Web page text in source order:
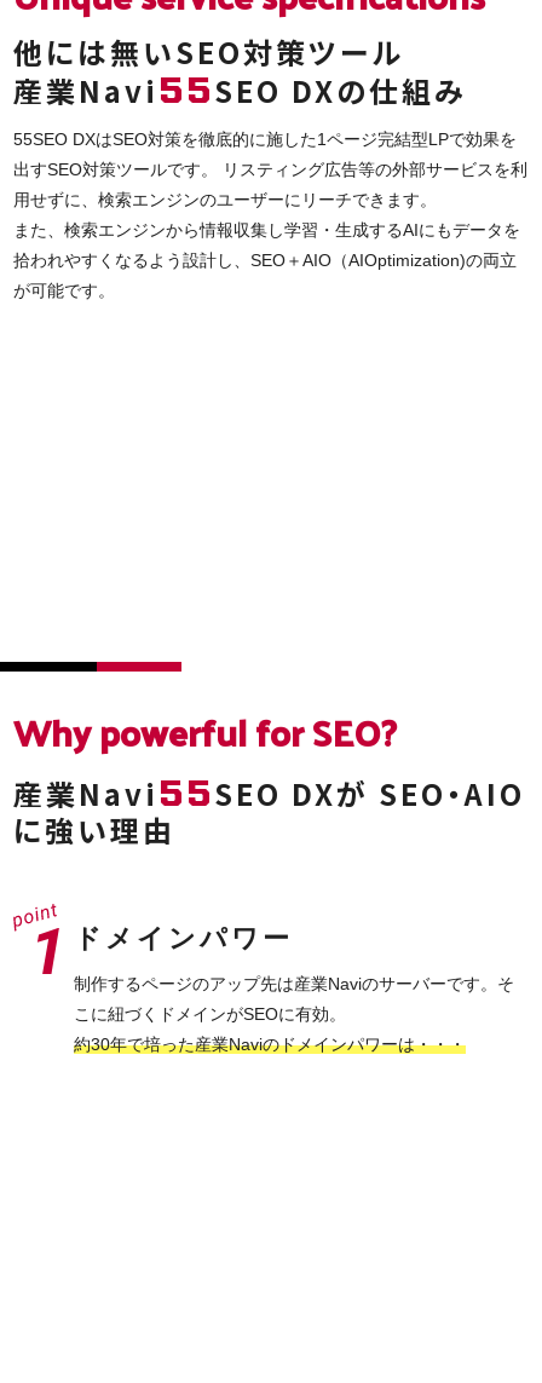
他には無いSEO対策ツール
産業Navi 55SEO DXの仕組み
55SEO DXはSEO対策を徹底的に施した1ページ完結型LPで効果を
出すSEO対策ツールです。 リスティング広告等の外部サービスを利
用せずに、検索エンジンのユーザーにリーチできます。
また、検索エンジンから情報収集し学習・生成するAIにもデータを
拾われやすくなるよう設計し、SEO＋AIO（AIOptimization)の両立
が可能です。
Why powerfulfor SEO?
産業Navi 55SEO DXが
に強い理由
ドメインパワー
制作するページのアップ先は産業Naviのサーバーです。そ
こに紐づくドメインがSEOに有効。
約30年で培った産業Naviのドメインパワーは・・・